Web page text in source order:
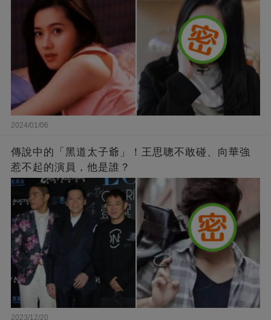
2024/01/06
傳說中的「黑道太子爺」！王思聰不敢碰、向華強
惹不起的演員，他是誰？
2023/12/20